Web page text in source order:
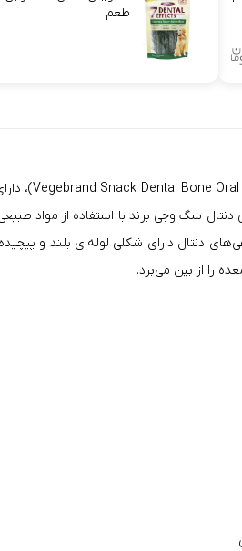
طعم
دنتال سگ وجی برند با استفاده از مواد
دنتال دارای شکلی لوله‌ای بلند و
را از بین می‌برد.